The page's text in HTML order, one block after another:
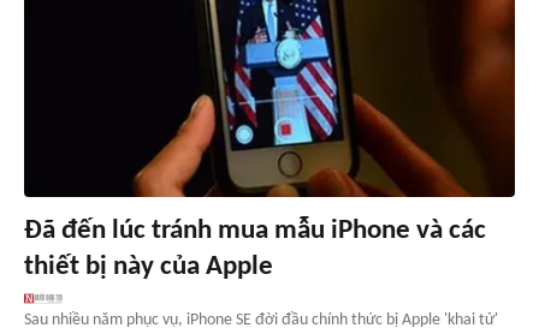
Đã đến lúc tránh mua mẫu iPhone và các
thiết bị này của Apple
Sau nhiều năm phục vụ, iPhone SE đời đầu chính thức bị Apple 'khai tử'